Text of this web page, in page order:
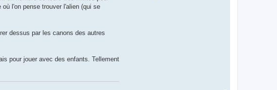
l'on pense trouver l'alien (qui se
dessus par les canons des autres
pour jouer avec des enfants. Tellement